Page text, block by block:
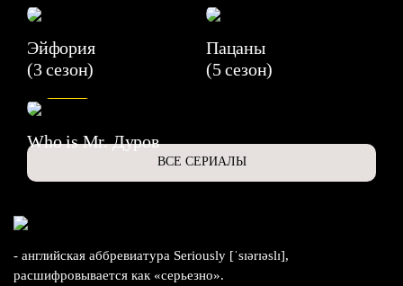
Эйфория
(3 сезон)
Пацаны
(5 сезон)
6.3
Who is Mr. Дуров
ВСЕ СЕРИАЛЫ
- английская аббревиатура Seriously [ˈsɪərɪəslɪ],
расшифровывается как «серьезно».